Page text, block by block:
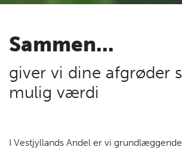
Sammen...
giver vi dine afgrøder
mulig værdi
I Vestjyllands Andel er vi